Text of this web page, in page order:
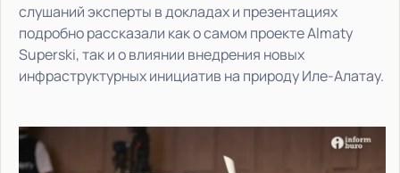
слушаний эксперты в докладах и презентациях
подробно рассказали как о самом проекте Almaty
Superski, так и о влиянии внедрения новых
инфраструктурных инициатив на природу Иле-Алатау.